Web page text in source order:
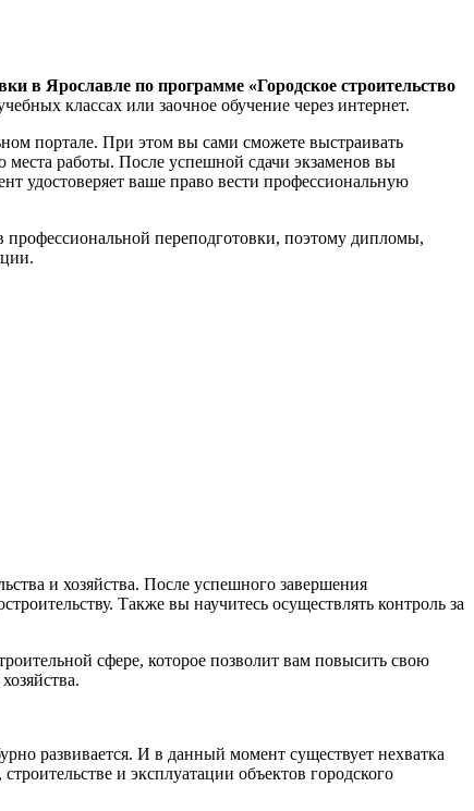
в Ярославле по программе «Городское строительство
классах или заочное обучение через интернет.
портале. При этом вы сами сможете выстраивать
места работы. После успешной сдачи экзаменов вы
удостоверяет ваше право вести профессиональную
профессиональной переподготовки, поэтому дипломы,
и хозяйства. После успешного завершения
Также вы научитесь осуществлять контроль за
сфере, которое позволит вам повысить свою
развивается. И в данный момент существует нехватка
и эксплуатации объектов городского